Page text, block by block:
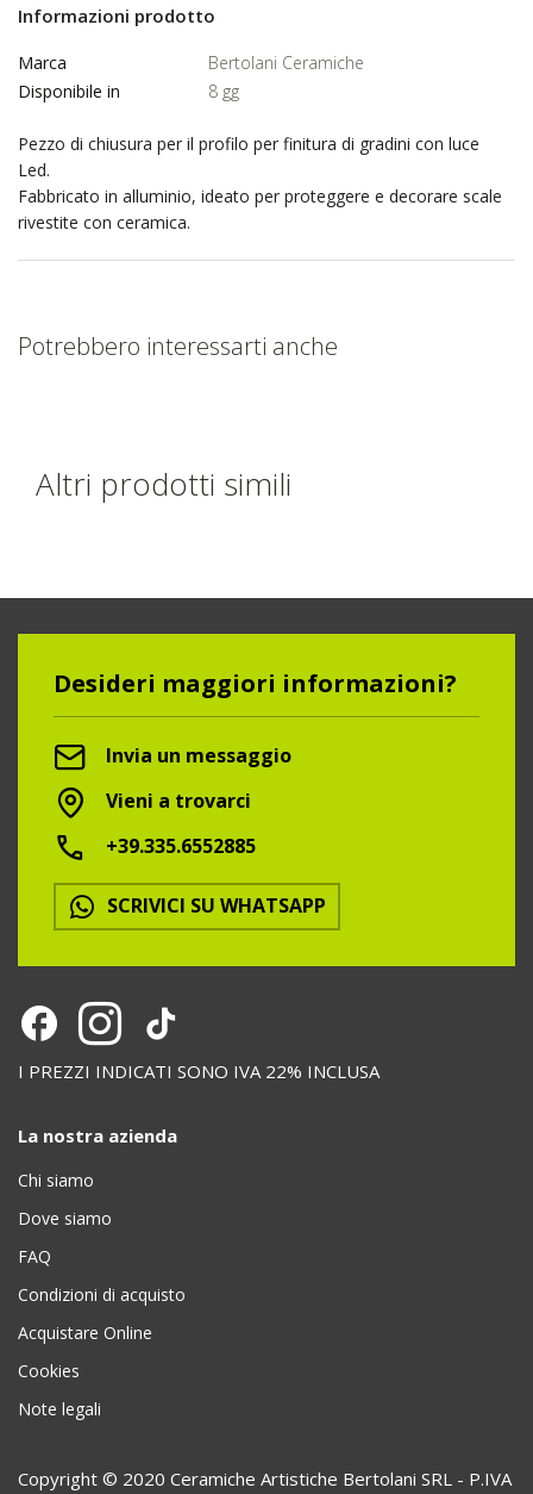
Informazioni prodotto
Marca
Bertolani Ceramiche
Disponibile in
8 gg
Pezzo di chiusura per il profilo per finitura di gradini con luce
Led.
Fabbricato in alluminio, ideato per proteggere e decorare scale
rivestite con ceramica.
Potrebbero interessarti anche
Altri prodotti simili
Desideri maggiori informazioni?
Invia un messaggio
Vieni a trovarci
+39.335.6552885
SCRIVICI SU WHATSAPP
I PREZZI INDICATI SONO IVA 22% INCLUSA
La nostra azienda
Chi siamo
Dove siamo
FAQ
Condizioni di acquisto
Acquistare Online
Cookies
Note legali
Copyright © 2020 Ceramiche Artistiche Bertolani SRL - P.IVA